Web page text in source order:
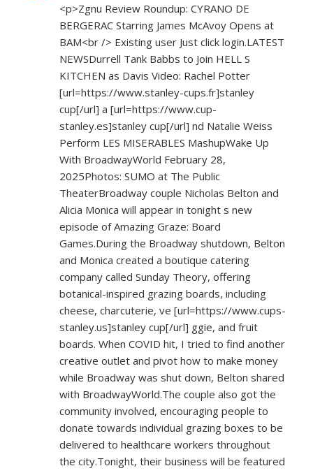
<p>Zgnu Review Roundup: CYRANO DE
BERGERAC Starring James McAvoy Opens at
BAM<br /> Existing user Just click login.LATEST
NEWSDurrell Tank Babbs to Join HELL S
KITCHEN as Davis Video: Rachel Potter
[url=https://www.stanley-cups.fr]stanley
cup[/url] a [url=https://www.cup-
stanley.es]stanley cup[/url] nd Natalie Weiss
Perform LES MISERABLES MashupWake Up
With BroadwayWorld February 28,
2025Photos: SUMO at The Public
TheaterBroadway couple Nicholas Belton and
Alicia Monica will appear in tonight s new
episode of Amazing Graze: Board
Games.During the Broadway shutdown, Belton
and Monica created a boutique catering
company called Sunday Theory, offering
botanical-inspired grazing boards, including
cheese, charcuterie, ve [url=https://www.cups-
stanley.us]stanley cup[/url] ggie, and fruit
boards. When COVID hit, I tried to find another
creative outlet and pivot how to make money
while Broadway was shut down, Belton shared
with BroadwayWorld.The couple also got the
community involved, encouraging people to
donate towards individual grazing boxes to be
delivered to healthcare workers throughout
the city.Tonight, their business will be featured